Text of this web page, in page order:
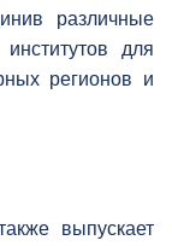
различные
для
регионов и
выпускает